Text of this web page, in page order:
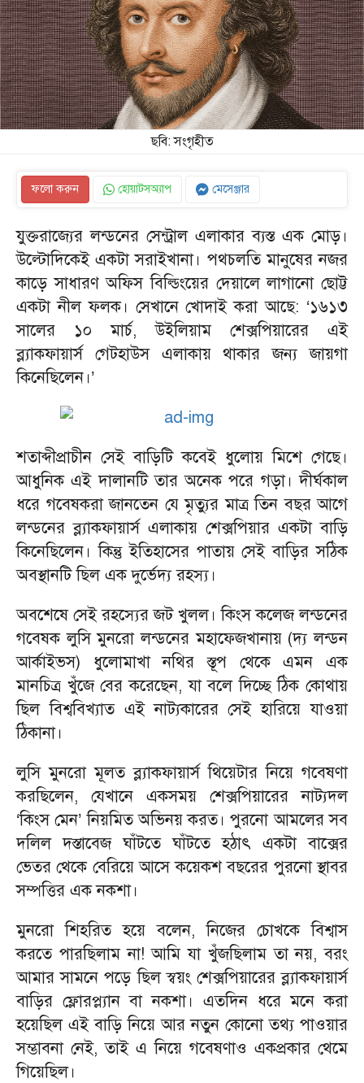
ছবি: সংগৃহীত
ফলো করুন হোয়াটসঅ্যাপ মেসেঞ্জার
যুক্তরাজ্যের লন্ডনের সেন্ট্রাল এলাকার ব্যস্ত এক মোড়।
উল্টোদিকেই একটা সরাইখানা। পথচলতি মানুষের নজর
কাড়ে সাধারণ অফিস বিল্ডিংয়ের দেয়ালে লাগানো ছোট্ট
একটা নীল ফলক। সেখানে খোদাই করা আছে: ‘১৬১৩
সালের ১০ মার্চ, উইলিয়াম শেক্সপিয়ারের এই
ব্ল্যাকফায়ার্স গেটহাউস এলাকায় থাকার জন্য জায়গা
কিনেছিলেন।’
শতাব্দীপ্রাচীন সেই বাড়িটি কবেই ধুলোয় মিশে গেছে।
আধুনিক এই দালানটি তার অনেক পরে গড়া। দীর্ঘকাল
ধরে গবেষকরা জানতেন যে মৃত্যুর মাত্র তিন বছর আগে
লন্ডনের ব্ল্যাকফায়ার্স এলাকায় শেক্সপিয়ার একটা বাড়ি
কিনেছিলেন। কিন্তু ইতিহাসের পাতায় সেই বাড়ির সঠিক
অবস্থানটি ছিল এক দুর্ভেদ্য রহস্য।
অবশেষে সেই রহস্যের জট খুলল। কিংস কলেজ লন্ডনের
গবেষক লুসি মুনরো লন্ডনের মহাফেজখানায় (দ্য লন্ডন
আর্কাইভস) ধুলোমাখা নথির স্তূপ থেকে এমন এক
মানচিত্র খুঁজে বের করেছেন, যা বলে দিচ্ছে ঠিক কোথায়
ছিল বিশ্ববিখ্যাত এই নাট্যকারের সেই হারিয়ে যাওয়া
ঠিকানা।
লুসি মুনরো মূলত ব্ল্যাকফায়ার্স থিয়েটার নিয়ে গবেষণা
করছিলেন, যেখানে একসময় শেক্সপিয়ারের নাট্যদল
‘কিংস মেন’ নিয়মিত অভিনয় করত। পুরনো আমলের সব
দলিল দস্তাবেজ ঘাঁটতে ঘাঁটতে হঠাৎ একটা বাক্সের
ভেতর থেকে বেরিয়ে আসে কয়েকশ বছরের পুরনো স্থাবর
সম্পত্তির এক নকশা।
মুনরো শিহরিত হয়ে বলেন, নিজের চোখকে বিশ্বাস
করতে পারছিলাম না! আমি যা খুঁজছিলাম তা নয়, বরং
আমার সামনে পড়ে ছিল স্বয়ং শেক্সপিয়ারের ব্ল্যাকফায়ার্স
বাড়ির ফ্লোরপ্ল্যান বা নকশা। এতদিন ধরে মনে করা
হয়েছিল এই বাড়ি নিয়ে আর নতুন কোনো তথ্য পাওয়ার
সম্ভাবনা নেই, তাই এ নিয়ে গবেষণাও একপ্রকার থেমে
গিয়েছিল।